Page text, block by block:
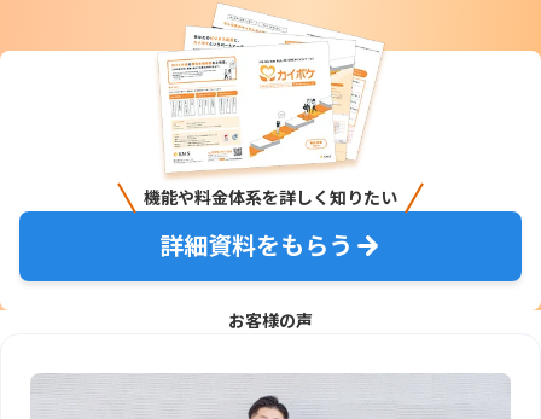
機能や料金体系を詳しく知りたい
詳細資料をもらう
お客様の声